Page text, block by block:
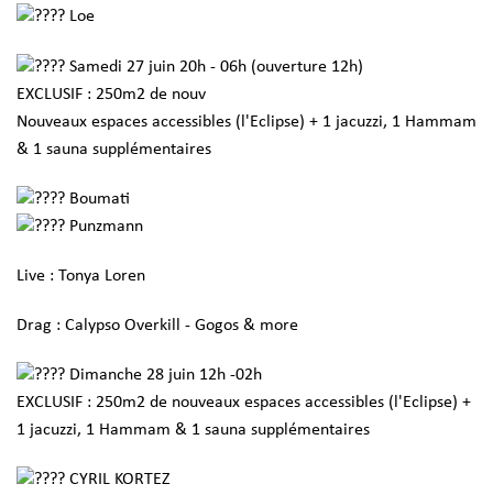
Loe
Samedi 27 juin 20h - 06h (ouverture 12h)
EXCLUSIF : 250m2 de nouv
Nouveaux espaces accessibles (l'Eclipse) + 1 jacuzzi, 1 Hammam
& 1 sauna supplémentaires
Boumati
Punzmann
Live : Tonya Loren
Drag : Calypso Overkill - Gogos & more
Dimanche 28 juin 12h -02h
EXCLUSIF : 250m2 de nouveaux espaces accessibles (l'Eclipse) +
1 jacuzzi, 1 Hammam & 1 sauna supplémentaires
CYRIL KORTEZ